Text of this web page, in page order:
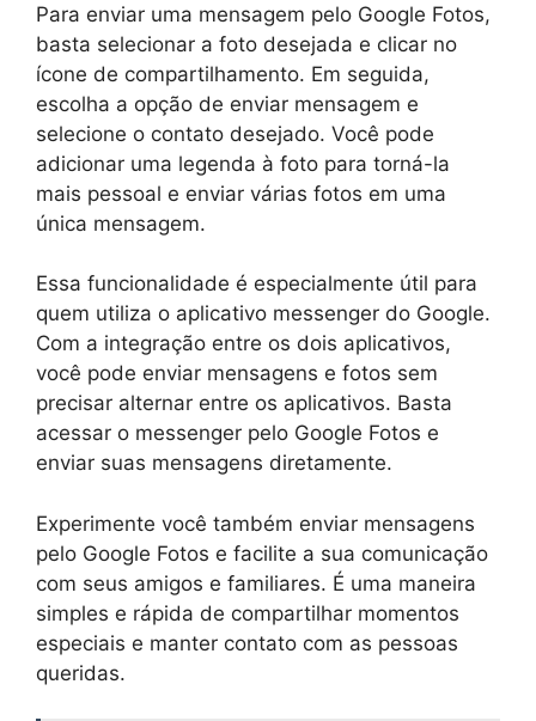
Para enviar uma mensagem pelo Google Fotos,
basta selecionar a foto desejada e clicar no
ícone de compartilhamento. Em seguida,
escolha a opção de enviar mensagem e
selecione o contato desejado. Você pode
adicionar uma legenda à foto para torná-la
mais pessoal e enviar várias fotos em uma
única mensagem.
Essa funcionalidade é especialmente útil para
quem utiliza o aplicativo messenger do Google.
Com a integração entre os dois aplicativos,
você pode enviar mensagens e fotos sem
precisar alternar entre os aplicativos. Basta
acessar o messenger pelo Google Fotos e
enviar suas mensagens diretamente.
Experimente você também enviar mensagens
pelo Google Fotos e facilite a sua comunicação
com seus amigos e familiares. É uma maneira
simples e rápida de compartilhar momentos
especiais e manter contato com as pessoas
queridas.